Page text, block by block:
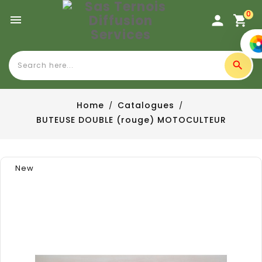
0

Home
Catalogues
BUTEUSE DOUBLE (rouge) MOTOCULTEUR
New